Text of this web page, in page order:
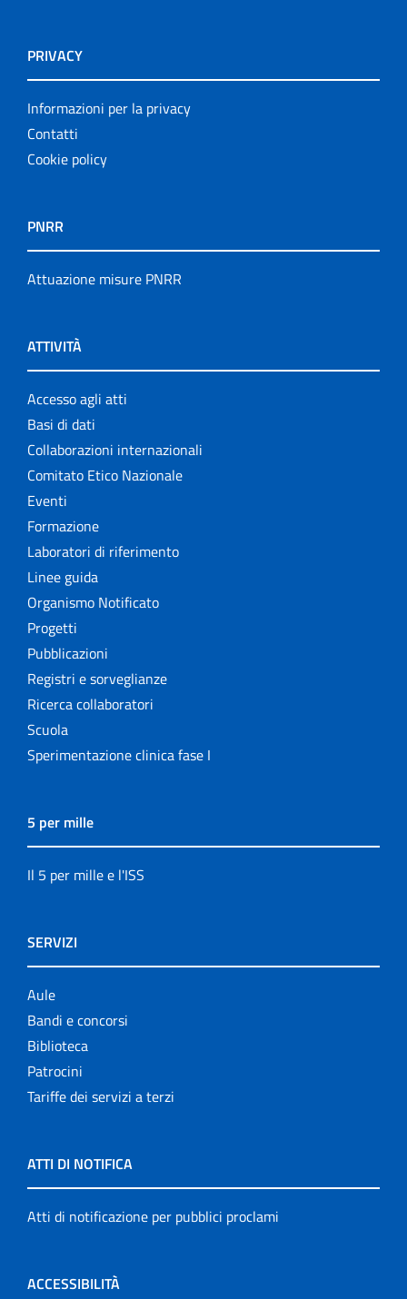
PRIVACY
Informazioni per la privacy
Contatti
Cookie policy
PNRR
Attuazione misure PNRR
ATTIVITÀ
Accesso agli atti
Basi di dati
Collaborazioni internazionali
Comitato Etico Nazionale
Eventi
Formazione
Laboratori di riferimento
Linee guida
Organismo Notificato
Progetti
Pubblicazioni
Registri e sorveglianze
Ricerca collaboratori
Scuola
Sperimentazione clinica fase I
5 per mille
Il 5 per mille e l'ISS
SERVIZI
Aule
Bandi e concorsi
Biblioteca
Patrocini
Tariffe dei servizi a terzi
ATTI DI NOTIFICA
Atti di notificazione per pubblici proclami
ACCESSIBILITÀ